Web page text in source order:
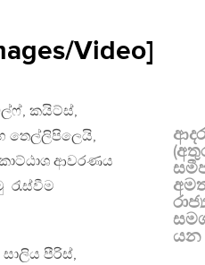
Video]
කයිට්ස්,
තෙල්ලිපිලෙයි,
ආවරණය
රැස්වීම
පීරිස්,
යන